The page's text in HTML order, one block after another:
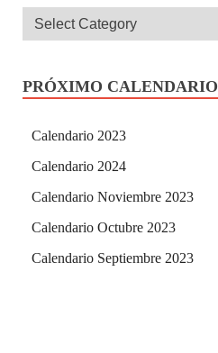
PRÓXIMO CALENDARIO
Calendario 2023
Calendario 2024
Calendario Noviembre 2023
Calendario Octubre 2023
Calendario Septiembre 2023